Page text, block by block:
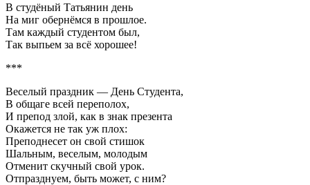
В студёный Татьянин день
На миг обернёмся в прошлое.
Там каждый студентом был,
Так выпьем за всё хорошее!
***
Веселый праздник — День Студента,
В общаге всей переполох,
И препод злой, как в знак презента
Окажется не так уж плох:
Преподнесет он свой стишок
Шальным, веселым, молодым
Отменит скучный свой урок.
Отпразднуем, быть может, с ним?